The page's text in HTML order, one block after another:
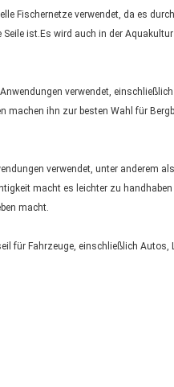
Fischernetze verwendet, da es
ist.Es wird auch in der
verwendet,
machen ihn zur besten Wahl für
verwendet, unter anderem
macht es leichter zu
macht.
für Fahrzeuge, einschließlich